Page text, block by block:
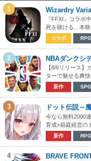
1 Wizardry
『FFXI』コラボ
死を賭ける、本
コラボ RPG
2 NBAダンクシ
【8/6リリース】
ターで魅せる爽
新作 SPG
3 ドット伝説～
今なら無料2000
育成×箱庭経営の
新作 RPG
4 BRAVE